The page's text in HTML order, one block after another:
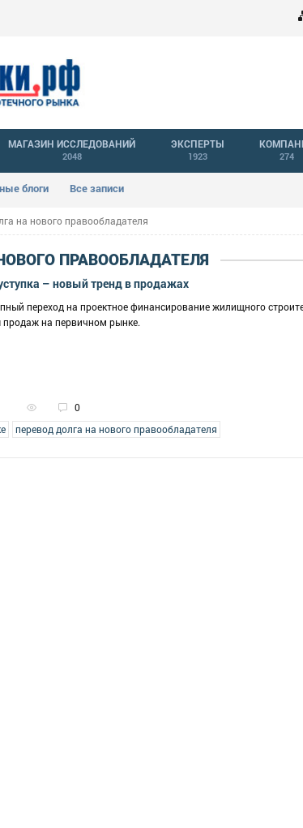
блоги Все записи
МАГАЗИН ИССЛЕДОВАНИЙ
2048
ЭКСПЕРТЫ
1923 274
на нового правообладателя
ПРАВООБЛАДАТЕЛЯ
– новый тренд в продажах
переход на проектное финансирование жилищного
продаж на первичном рынке.
0
перевод долга на нового правообладателя